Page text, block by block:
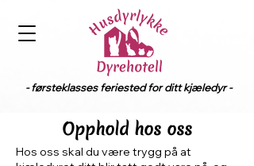
- førsteklasses feriested for ditt kjæledyr -
Opphold hos oss
Hos oss skal du være trygg på at